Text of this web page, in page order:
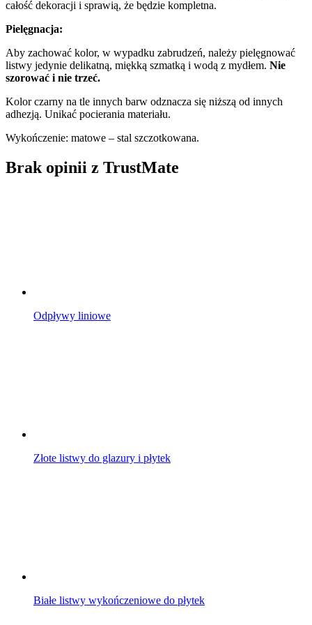
całość dekoracji i sprawią, że będzie kompletna.
Pielęgnacja:
Aby zachować kolor, w wypadku zabrudzeń, należy pielęgnować
listwy jedynie delikatną, miękką szmatką i wodą z mydłem. Nie
szorować i nie trzeć.
Kolor czarny na tle innych barw odznacza się niższą od innych
adhezją. Unikać pocierania materiału.
Wykończenie: matowe – stal szczotkowana.
Brak opinii z TrustMate
Odpływy liniowe
Złote listwy do glazury i płytek
Białe listwy wykończeniowe do płytek